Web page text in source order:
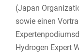
(Japan
sowie einen
Hydrogen Expert